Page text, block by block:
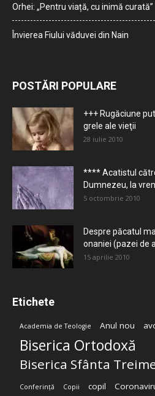
Orhei: „Pentru viață, cu inimă curată”
Învierea Fiului văduvei din Nain
POSTĂRI POPULARE
+++ Rugăciune
grele ale vieţii
28 iulie 2010
**** Acatistul
Dumnezeu, la
5 octombrie 2010
Despre păcatul
onaniei (pazei de
15 aprilie 2010
Etichete
Academia de Teologie Anul nou
Biserica Ortodoxă
Biserica Sfânta
Conferință Copii copil